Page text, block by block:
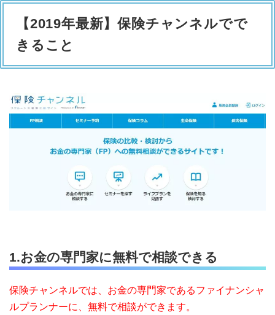
【2019年最新】保険チャンネルでで
きること
1.お金の専門家に無料で相談できる
保険チャンネルでは、お金の専門家であるファイナンシャ
ルプランナーに、無料で相談ができます。